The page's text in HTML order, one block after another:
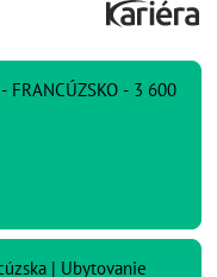
FRANCÚZSKO - 3 600
| Ubytovanie